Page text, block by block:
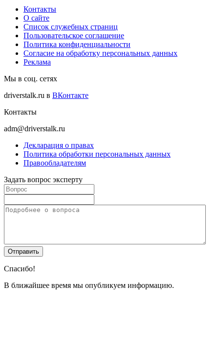
Контакты
О сайте
Список служебных страниц
Пользовательское соглашение
Политика конфиденциальности
Согласие на обработку персональных данных
Реклама
Мы в соц. сетях
driverstalk.ru в ВКонтакте
Контакты
adm@driverstalk.ru
Декларация о правах
Политика обработки персональных данных
Правообладателям
Задать вопрос эксперту
Спасибо!
В ближайшее время мы опубликуем информацию.